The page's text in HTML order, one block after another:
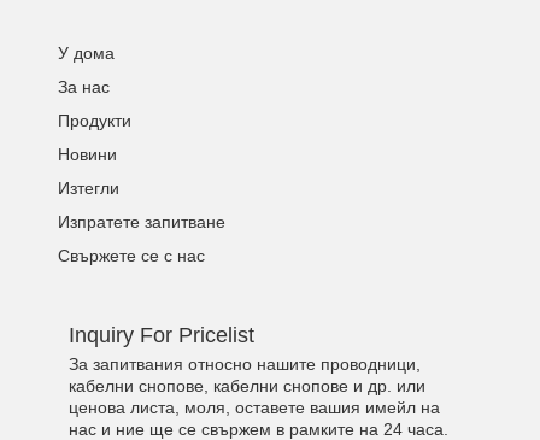
У дома
За нас
Продукти
Новини
Изтегли
Изпратете запитване
Свържете се с нас
Inquiry For Pricelist
За запитвания относно нашите проводници,
кабелни снопове, кабелни снопове и др. или
ценова листа, моля, оставете вашия имейл на
нас и ние ще се свържем в рамките на 24 часа.